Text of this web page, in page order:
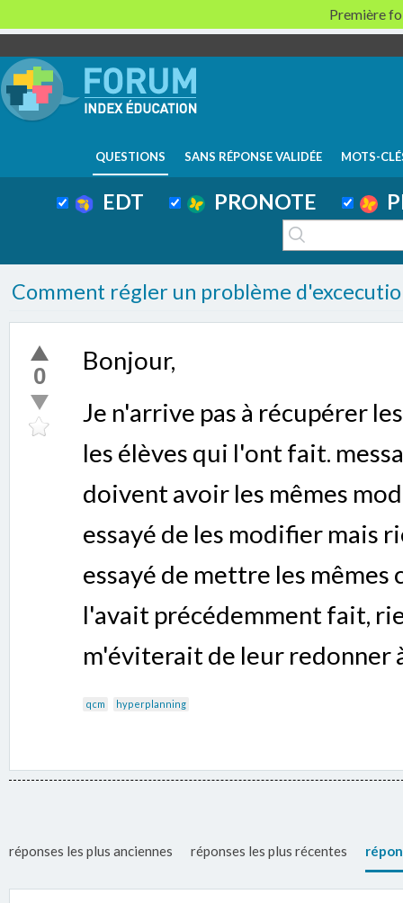
QUESTIONS SANS RÉPONSE VALIDÉE MOTS-
EDT PRONOTE
Comment régler un problème
0
Bonjour,
Je n'arrive pas à récupérer
les élèves qui l'ont fait.
doivent avoir les mêmes
essayé de les modifier mais
essayé de mettre les
l'avait précédemment fait,
m'éviterait de leur redonner
qcm hyperplanning
réponses les plus anciennes réponses les plus récentes
Première